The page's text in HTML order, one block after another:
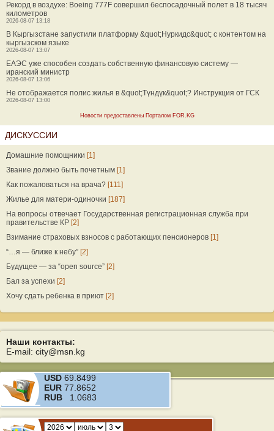
Рекорд в воздухе: Boeing 777F совершил беспосадочный полет в 18 тысяч
километров
2026-08-07 13:18
В Кыргызстане запустили платформу &quot;Нуркидс&quot; с контентом на
кыргызском языке
2026-08-07 13:07
ЕАЭС уже способен создать собственную финансовую систему —
иранский министр
2026-08-07 13:06
Не отображается полис жилья в &quot;Түндүк&quot;? Инструкция от ГСК
2026-08-07 13:00
Новости предоставлены Порталом FOR.KG
ДИСКУССИИ
Домашние помощники [1]
Звание должно быть почетным [1]
Как пожаловаться на врача? [111]
Жилье для матери-одиночки [187]
На вопросы отвечает Государственная регистрационная служба при
правительстве КР [2]
Взимание страховых взносов с работающих пенсионеров [1]
“…я — ближе к небу” [2]
Будущее — за “open source” [2]
Бал за успехи [2]
Хочу сдать ребенка в приют [2]
Наши контакты:
E-mail: city@msn.kg
USD 69.8499
EUR 77.8652
RUB 1.0683